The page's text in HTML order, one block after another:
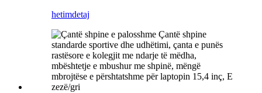
hetimdetaj